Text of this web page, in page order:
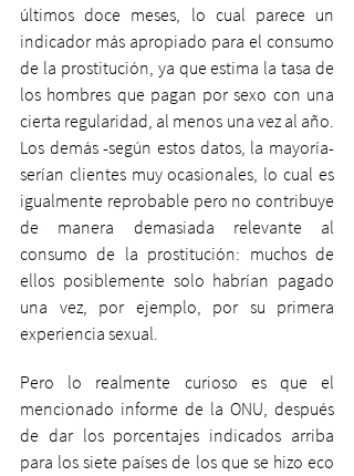
últimos doce meses, lo cual parece un
indicador más apropiado para el consumo
de la prostitución, ya que estima la tasa de
los hombres que pagan por sexo con una
cierta regularidad, al menos una vez al año.
Los demás -según estos datos, la mayoría-
serían clientes muy ocasionales, lo cual es
igualmente reprobable pero no contribuye
de manera demasiada relevante al
consumo de la prostitución: muchos de
ellos posiblemente solo habrían pagado
una vez, por ejemplo, por su primera
experiencia sexual.
Pero lo realmente curioso es que el
mencionado informe de la ONU, después
de dar los porcentajes indicados arriba
para los siete países de los que se hizo eco